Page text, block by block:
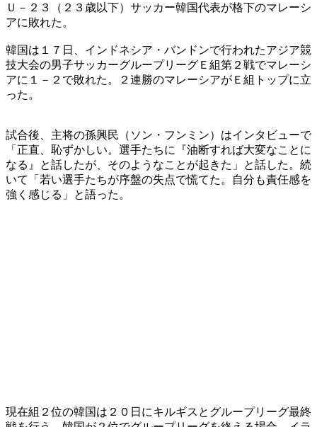
Ｕ－２３（２３歳以下）サッカー韓国代表が格下のマレーシ
アに敗れた。
韓国は１７日、インドネシア・バンドンで行われたアジア競
技大会の男子サッカーグループリーグＥ組第２戦でマレーシ
アに１－２で敗れた。２連勝のマレーシアがＥ組トップに立
った。
試合後、主将の孫興民（ソン・フンミン）はインタビューで
「正直、恥ずかしい。選手たちに『油断すれば大変なことに
なる』と話したが、そのようなことが起きた」と話した。続
いて「若い選手たちが序盤の失点で慌てた。自分も責任感を
強く感じる」と語った。
現在組２位の韓国は２０日にキルギスとグループリーグ最終